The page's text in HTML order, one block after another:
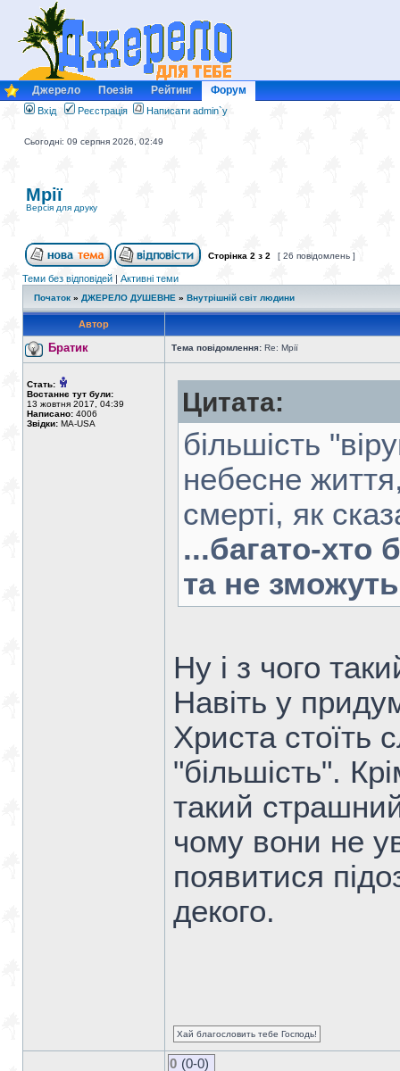
Джерело Поезія Рейтинг Форум
Вхід Реєстрація Написати admin`у
Сьогодні: 09 серпня 2026, 02:49
Мрії
Версія для друку
Сторінка 2 з 2 [ 26 повідомлень ]
Теми без відповідей | Активні теми
Початок » ДЖЕРЕЛО ДУШЕВНЕ » Внутрішній світ людини
Автор
Братик Тема повідомлення: Re: Мрії
Стать:
Востаннє тут були:
13 жовтня 2017, 04:39
Написано: 4006
Звідки: MA-USA
Цитата:
більшість
небесне
смерті, як
...багато-хто
та не
Ну і з чого
Навіть у
Христа стоїть
"більшість".
такий
чому вони не
появитися
декого.
Хай благословить тебе Господь!
0 (0-0)